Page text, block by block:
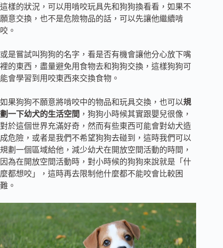
這樣的狀況，可以用啃咬玩具先和狗狗換看看，如果不
願意交換，也不是危險物品的話，可以先讓他繼續啃
咬。
‍或是嘗試叫狗狗的名字，看是否有機會讓他分心放下嘴
裡的東西，盡量避免用食物去和狗狗交換，這樣狗狗可
能會學習到用咬東西來交換食物。
‍如果狗狗不願意將啃咬中的物品和玩具交換，也可以規
劃一下幼犬的生活空間 ，狗狗小時候其實跟嬰兒很像，
對於這個世界充滿好奇，然而有些東西可能會對幼犬造
成危險，或者是我們不希望狗狗去碰到，這時我們可以
規劃一個區域給他，減少幼犬在開放空間活動的時間，
因為在開放空間活動時，對小時候的狗狗來說就是「什
麼都想咬」，這時再去限制他什麼都不能咬會比較困
難。